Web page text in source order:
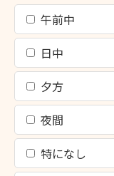
午前中
日中
夕方
夜間
特になし